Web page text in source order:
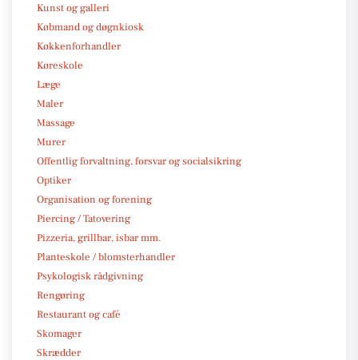
Kunst og galleri
Købmand og døgnkiosk
Køkkenforhandler
Køreskole
Læge
Maler
Massage
Murer
Offentlig forvaltning, forsvar og socialsikring
Optiker
Organisation og forening
Piercing / Tatovering
Pizzeria, grillbar, isbar mm.
Planteskole / blomsterhandler
Psykologisk rådgivning
Rengøring
Restaurant og café
Skomager
Skrædder